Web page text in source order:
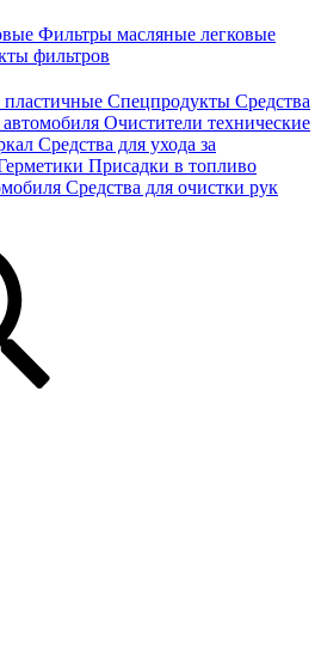
Фильтры масляные легковые
фильтров
Спецпродукты Средства
автомобиля Очистители технические
Средства для ухода за
Присадки в топливо
Средства для очистки рук